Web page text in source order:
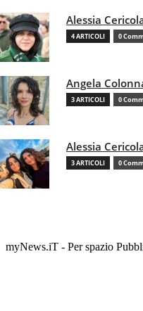
Alessia
4 ARTICOLI 0
Angela
3 ARTICOLI 0
Alessia
3 ARTICOLI 0
myNews.iT - Per spazio